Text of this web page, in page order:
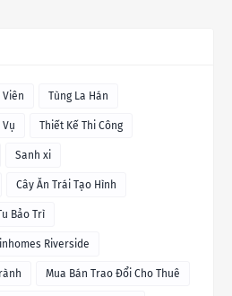
Viên Tùng La Hán
Vụ Thiết Kế Thi Công
Sanh xi
Cây Ăn Trái Tạo Hình
Bảo Trì
Riverside
Mua Bán Trao Đổi Cho Thuê